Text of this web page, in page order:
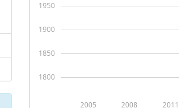
2005 2008 2011
1800
1850
1900
1950